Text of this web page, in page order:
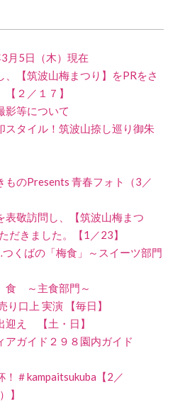
3月5日（木）現在
、【筑波山梅まつり】をPRをさ
２／１７】
影等について
スタイル！筑波山捺し巡り御朱
ものPresents 青春フォト（3／
敬訪問し、【筑波山梅まつ
だきました。【1／23】
くばの「梅食」～スイーツ部門
食 ～主食部門～
口上 実演 【毎日】
迎え 【土・日】
アガイド２９８園内ガイド
＃kampaitsukuba【2／
】